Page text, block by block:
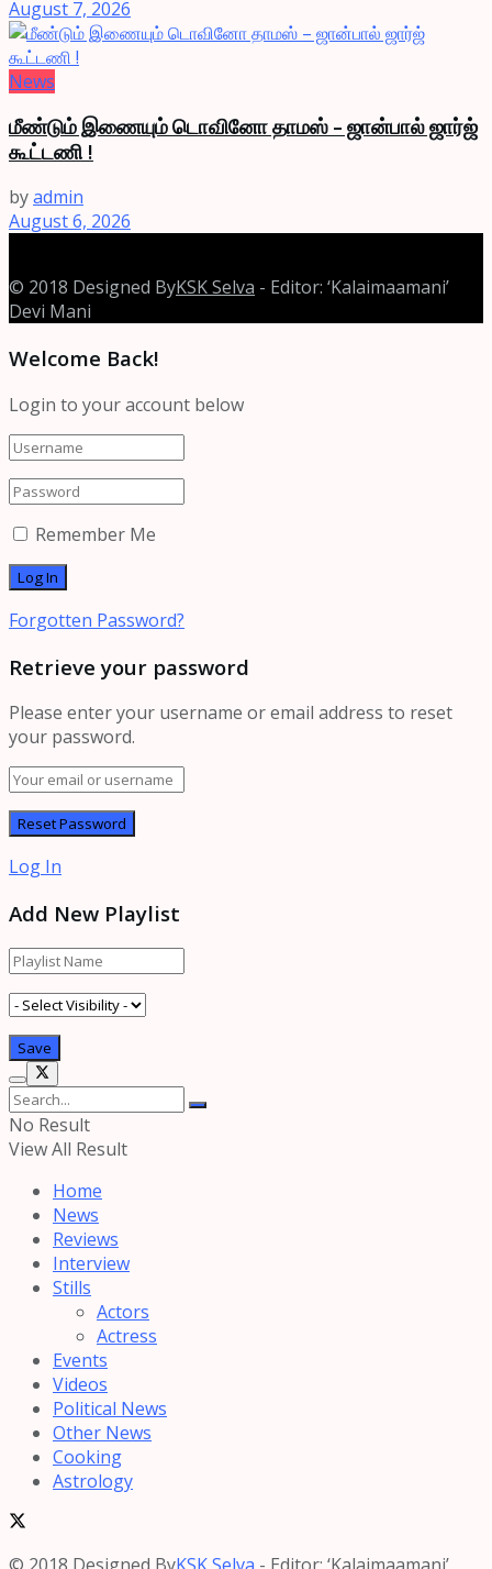
August 7, 2026
News
மீண்டும் இணையும் டொவினோ தாமஸ் – ஜான்பால் ஜார்ஜ்
கூட்டணி !
byadmin
August 6, 2026
© 2018 Designed ByKSK Selva - Editor: ‘Kalaimaamani’
Devi Mani
Welcome Back!
Login to your account below
Remember Me
Forgotten Password?
Retrieve your password
Please enter your username or email address to reset
your password.
Log In
Add New Playlist
No Result
View All Result
Home
News
Reviews
Interview
Stills
Actors
Actress
Events
Videos
Political News
Other News
Cooking
Astrology